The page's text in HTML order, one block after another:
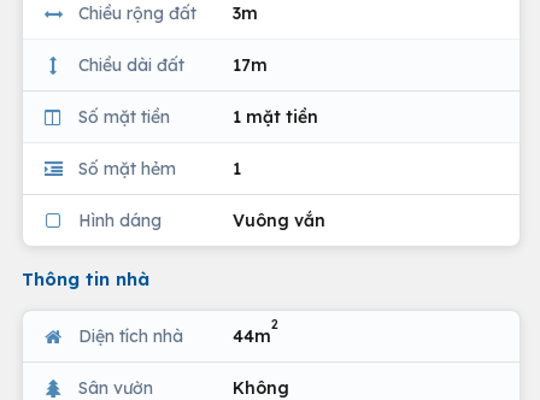
Chiều rộng đất 3m
Chiều dài đất 17m
Số mặt tiền 1 mặt tiền
Số mặt hẻm 1
Hình dáng Vuông vắn
Thông tin nhà
Diện tích nhà 44m
2
Sân vườn Không